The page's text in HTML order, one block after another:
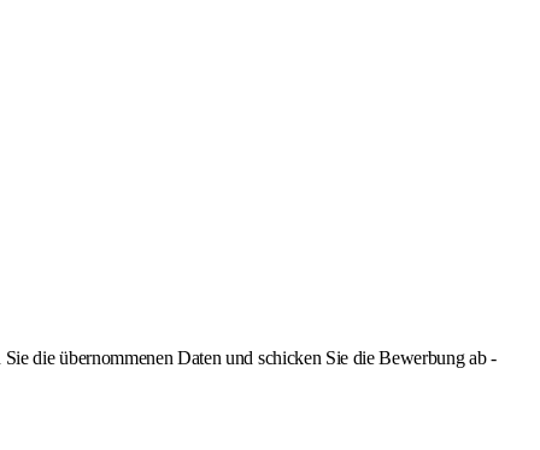
die übernommenen Daten und schicken Sie die Bewerbung ab -